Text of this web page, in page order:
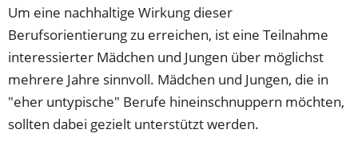
Um eine nachhaltige Wirkung dieser
Berufsorientierung zu erreichen, ist eine Teilnahme
interessierter Mädchen und Jungen über möglichst
mehrere Jahre sinnvoll. Mädchen und Jungen, die in
"eher untypische" Berufe hineinschnuppern möchten,
sollten dabei gezielt unterstützt werden.